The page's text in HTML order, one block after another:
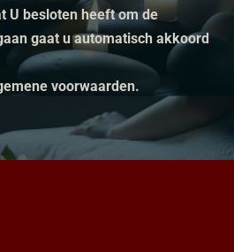
U besloten heeft om de
gaat u automatisch akkoord
voorwaarden.